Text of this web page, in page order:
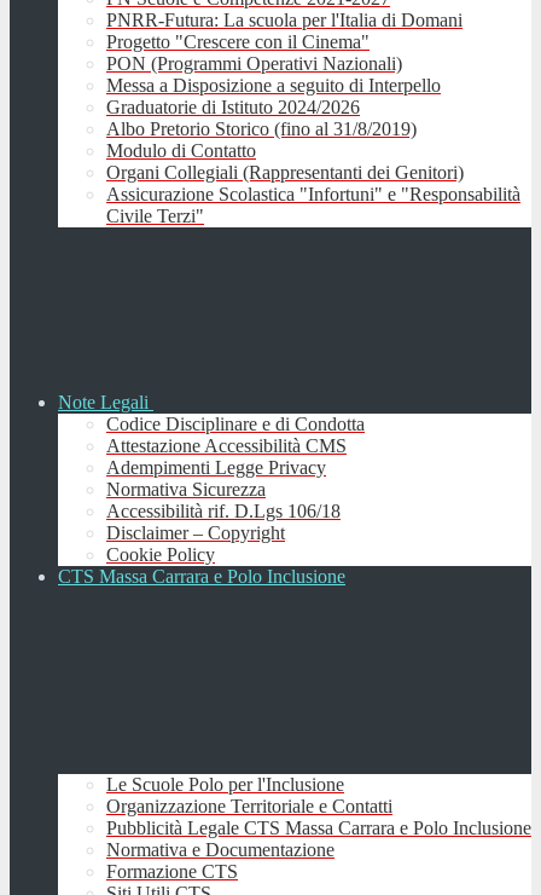
PNRR-Futura: La scuola per l'Italia di Domani
Progetto "Crescere con il Cinema"
PON (Programmi Operativi Nazionali)
Messa a Disposizione a seguito di Interpello
Graduatorie di Istituto 2024/2026
Albo Pretorio Storico (fino al 31/8/2019)
Modulo di Contatto
Organi Collegiali (Rappresentanti dei Genitori)
Assicurazione Scolastica "Infortuni" e "Responsabilità
Civile Terzi"
Note Legali
Codice Disciplinare e di Condotta
Attestazione Accessibilità CMS
Adempimenti Legge Privacy
Normativa Sicurezza
Accessibilità rif. D.Lgs 106/18
Disclaimer – Copyright
Cookie Policy
CTS Massa Carrara e Polo Inclusione
Le Scuole Polo per l'Inclusione
Organizzazione Territoriale e Contatti
Pubblicità Legale CTS Massa Carrara e Polo Inclusione
Normativa e Documentazione
Formazione CTS